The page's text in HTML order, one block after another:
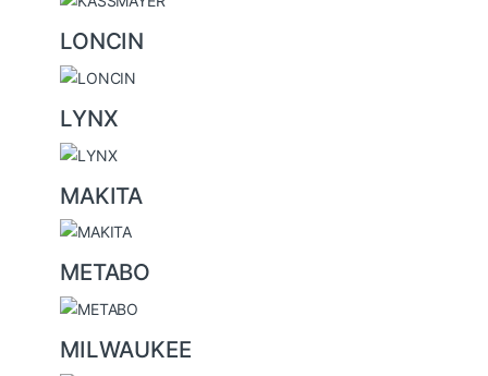
LONCIN
LYNX
MAKITA
METABO
MILWAUKEE